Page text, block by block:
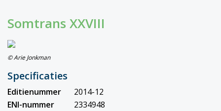
Somtrans XXVIII
© Arie Jonkman
Specificaties
Editienummer
2014-12
ENI-nummer
2334948